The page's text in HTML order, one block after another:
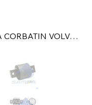
BUJE BARRA ESTABILIZADORA CORBATIN VOLVO BUS 21445959 Ø91-